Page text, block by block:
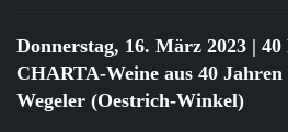
Donnerstag, 16. März 2023 | 40
CHARTA-Weine aus 40
Wegeler (Oestrich-Winkel)